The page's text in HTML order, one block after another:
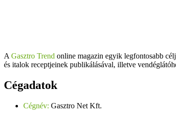
A Gasztro Trend online magazin egyik legfontosabb
és italok receptjeinek publikálásával, illetve
Cégadatok
Cégnév: Gasztro Net Kft.